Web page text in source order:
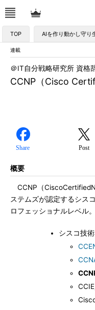
TOP AIを作り動かし守り
連載
CCNP（Cisco
＠IT自分戦略研究所 資格
Share Post
概要
CCNP（
ステムズが認定するシス
ロフェッショナルレベル
シスコ技